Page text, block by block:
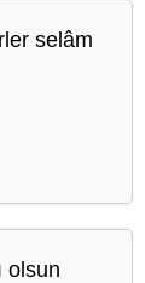
selâm
olsun